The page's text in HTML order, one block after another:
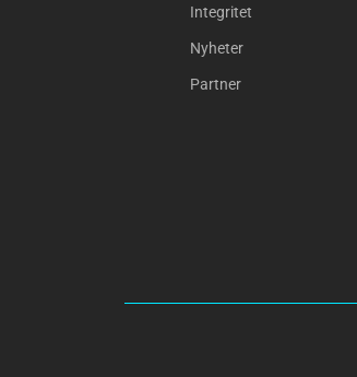
Integritet
Nyheter
Partner